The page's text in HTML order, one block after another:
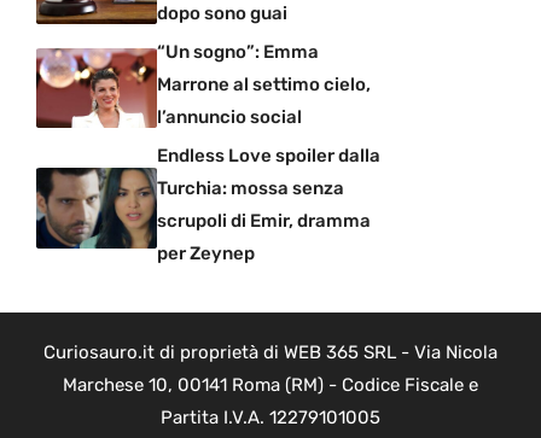
dopo sono guai
“Un sogno”: Emma
Marrone al settimo cielo,
l’annuncio social
Endless Love spoiler dalla
Turchia: mossa senza
scrupoli di Emir, dramma
per Zeynep
Curiosauro.it di proprietà di WEB 365 SRL - Via Nicola
Marchese 10, 00141 Roma (RM) - Codice Fiscale e
Partita I.V.A. 12279101005